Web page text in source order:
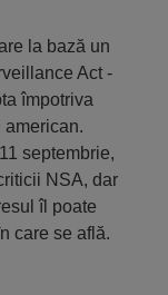
la bază un
Act -
împotriva
septembrie,
NSA, dar
îl poate
care se află.